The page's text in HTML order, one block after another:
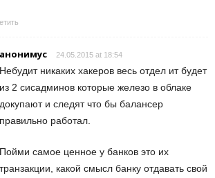
анонимус 24.05.2015 at 18:54
Небудит никаких хакеров весь отдел ит будет
из 2 сисадминов которые железо в облаке
докупают и следят что бы балансер
правильно работал.
Пойми самое ценное у банков это их
транзакции, какой смысл банку отдавать свой